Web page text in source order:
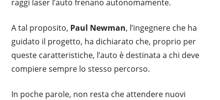
raggi laser l’auto frenano autonomamente.
A tal proposito, Paul Newman, l’ingegnere che ha
guidato il progetto, ha dichiarato che, proprio per
queste caratteristiche, l’auto è destinata a chi deve
compiere sempre lo stesso percorso.
In poche parole, non resta che attendere nuovi